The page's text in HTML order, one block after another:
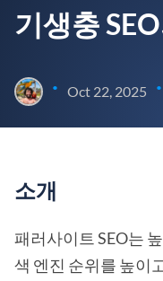
기생충
• Oct 22, 2025 •
소개
패러사이트 SEO는
색 엔진 순위를 높이